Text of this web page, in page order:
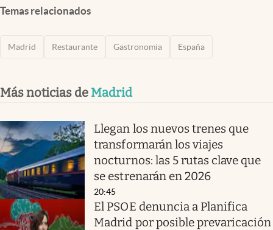
Temas relacionados
Madrid Restaurante Gastronomia España
Más noticias de Madrid
Llegan los nuevos trenes que
transformarán los viajes
nocturnos: las 5 rutas clave que
se estrenarán en 2026
20:45
El PSOE denuncia a Planifica
Madrid por posible prevaricación